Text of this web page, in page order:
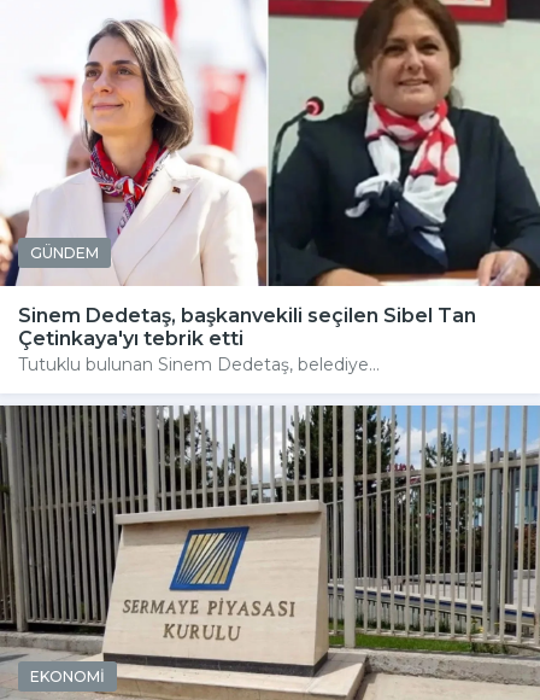
GÜNDEM
Sinem Dedetaş, başkanvekili seçilen Sibel Tan
Çetinkaya'yı tebrik etti
Tutuklu bulunan Sinem Dedetaş, belediye...
EKONOMİ